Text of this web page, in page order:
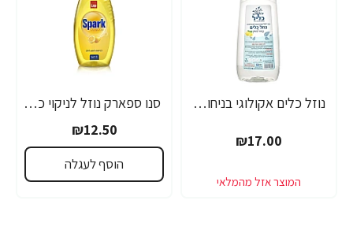
נוזל כלים אקולוגי בניחוח לימון - 1 ליטר - מבית כליל
₪17.00
סנו ספארק נוזל לניקוי כלים לימון + משאבה - 1 ליטר
₪12.50
הוסף לעגלה